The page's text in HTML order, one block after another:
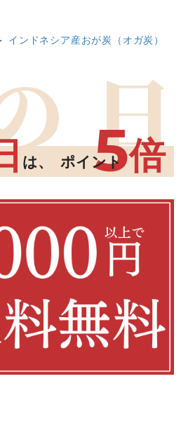
インドネシア産おが炭（オガ炭）
日
は、 ポイント
5倍